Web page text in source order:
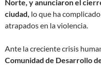
Norte, y anunciaron el
ciudad, lo que ha
atrapados en la violencia.
Ante la creciente crisis
Comunidad de Desarrollo